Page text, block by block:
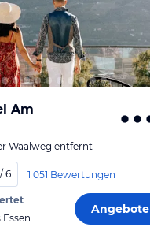
Am
Waalweg entfernt
/ 6 1 051 Bewertungen
Angebote